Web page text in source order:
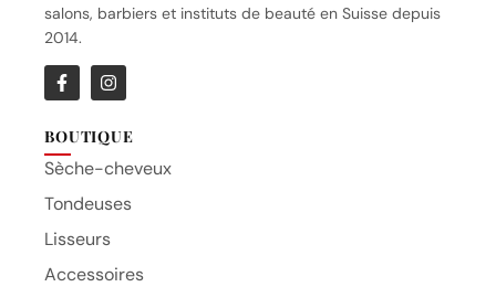
salons, barbiers et instituts de beauté en Suisse depuis
2014.
BOUTIQUE
Sèche-cheveux
Tondeuses
Lisseurs
Accessoires